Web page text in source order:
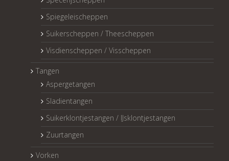
Spiegeleischeppen
Suikerscheppen / Theescheppen
Visdienscheppen / Visscheppen
Tangen
Aspergetangen
Sladientangen
Suikerklontjestangen / IJsklontjestangen
Zuurtangen
Vorken